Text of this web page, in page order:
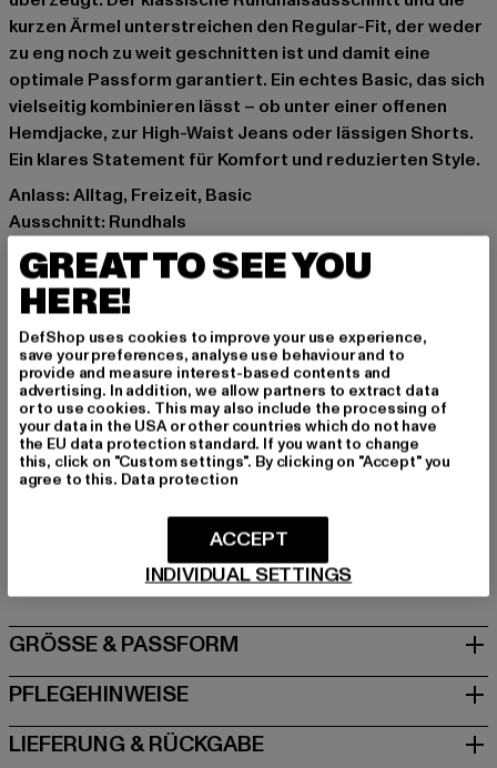
kurzen Ärmel unterstreichen den Regular-Fit, der weder
zu eng noch zu weit geschnitten ist und damit eine
optimale Passform garantiert. Ein echtes Basic, das sich
vielseitig kombinieren lässt – ob unter einer offenen
Hemdjacke, zur High-Waist Jeans oder lässigen Shorts.
Ein klares Statement für Komfort und reduzierten Style.
Anlass: Alltag, Freizeit, Basic
Ausschnitt: Rundhals
Ärmelart: Kurzarm
Details: Brandlogo
Schnitt: Regular-Fit
Marke: Starter Black Label
Kat.: T-Shirts
Farbe: blau
Hersteller Farbe: icewaterblue
Materialzusammensetzung: 100% Baumwolle
Art.Nr: ST153-03622
Hersteller: TB International GmbH |info@tbint.de
Dr.-Robert-Murjahn-Straße 7 | 64372 Ober-Ramstadt |
GRÖSSE & PASSFORM
PFLEGEHINWEISE
LIEFERUNG & RÜCKGABE
GREAT TO SEE YOU
HERE!
DefShop uses cookies to improve your use experience,
save your preferences, analyse use behaviour and to
provide and measure interest-based contents and
advertising. In addition, we allow partners to extract data
or to use cookies. This may also include the processing of
your data in the USA or other countries which do not have
the EU data protection standard. If you want to change
this, click on "Custom settings". By clicking on "Accept" you
agree to this. Data protection
INDIVIDUAL SETTINGS
ACCEPT